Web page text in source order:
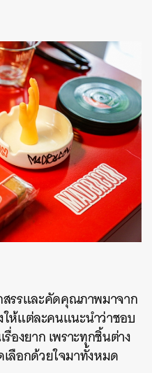
รรและคัดคุณภาพมาจาก
ให้แต่ละคนแนะนำว่าชอบ
องยาก เพราะทุกชิ้นต่าง
ลือกด้วยใจมาทั้งหมด